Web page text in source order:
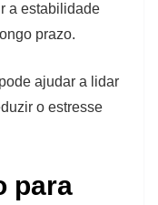
a estabilidade
prazo.
ajudar a lidar
o estresse
para